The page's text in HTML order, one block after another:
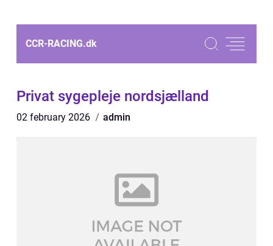
CCR-RACING.dk
Privat sygepleje nordsjælland
02 february 2026 admin